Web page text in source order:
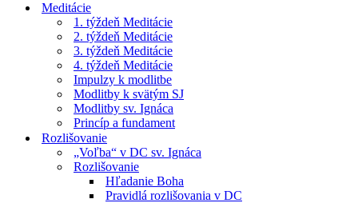
Meditácie
1. týždeň Meditácie
2. týždeň Meditácie
3. týždeň Meditácie
4. týždeň Meditácie
Impulzy k modlitbe
Modlitby k svätým SJ
Modlitby sv. Ignáca
Princíp a fundament
Rozlišovanie
„Voľba“ v DC sv. Ignáca
Rozlišovanie
Hľadanie Boha
Pravidlá rozlišovania v DC